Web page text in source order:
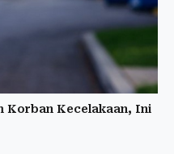
Korban Kecelakaan, Ini